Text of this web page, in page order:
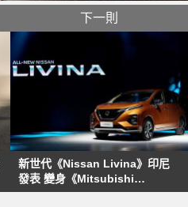
下一則
新世代《Nissan Livina》印尼
發表 變身《Mitsubishi
Xpander》孿生兄弟